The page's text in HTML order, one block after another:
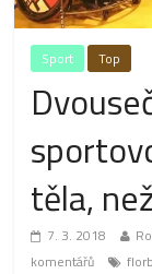
Sport Top
těla,
7. 3. 2018
komentářů